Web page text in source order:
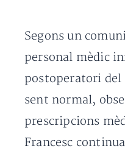
Segons un
personal mèdic
postoperatori del
sent normal,
prescripcions
Francesc